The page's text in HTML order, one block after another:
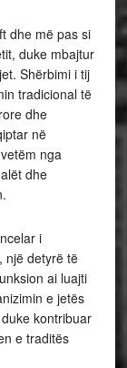
dhe më pas si
duke mbajtur
Shërbimi i tij
tradicional të
dhe
në
nga
dhe
i
një detyrë të
ai luajti
e jetës
kontribuar
e traditës